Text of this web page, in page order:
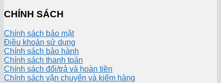
CHÍNH SÁCH
Chính sách bảo mật
Điều khoản sử dụng
Chính sách bảo hành
Chính sách thanh toán
Chính sách đổi/trả và hoàn tiền
Chính sách vận chuyển và kiểm hàng